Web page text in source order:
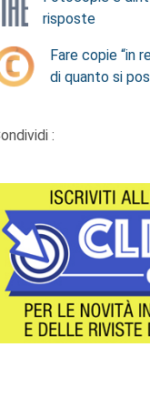
risposte
Fare copie “in
di quanto si
: